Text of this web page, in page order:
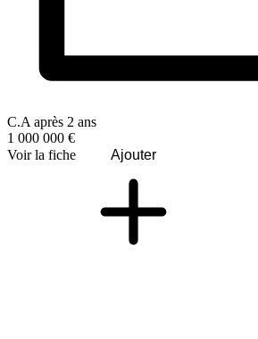
C.A après 2 ans
1 000 000 €
Voir la fiche
Ajouter